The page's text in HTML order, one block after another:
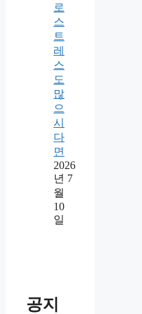
로
스
트
레
스
도
많
으
시
다
면
2026
년 7
월
10
일
공지